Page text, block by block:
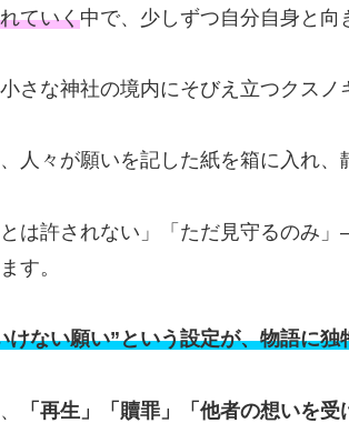
ていく中で、少しずつ自分自身と向
さな神社の境内にそびえ立つクスノ
人々が願いを記した紙を箱に入れ、
とは許されない」「ただ見守るのみ
す。
けない願い”という設定が、物語に
「再生」「贖罪」「他者の想いを受